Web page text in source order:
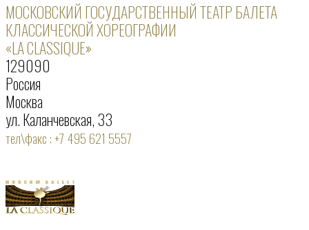
МОСКОВСКИЙ ГОСУДАРСТВЕННЫЙ ТЕАТР БАЛЕТА
КЛАССИЧЕСКОЙ ХОРЕОГРАФИИ
«LA CLASSIQUE»
129090
Россия
Москва
ул. Каланчевская, 33
тел\факс : +7 495 621 5557